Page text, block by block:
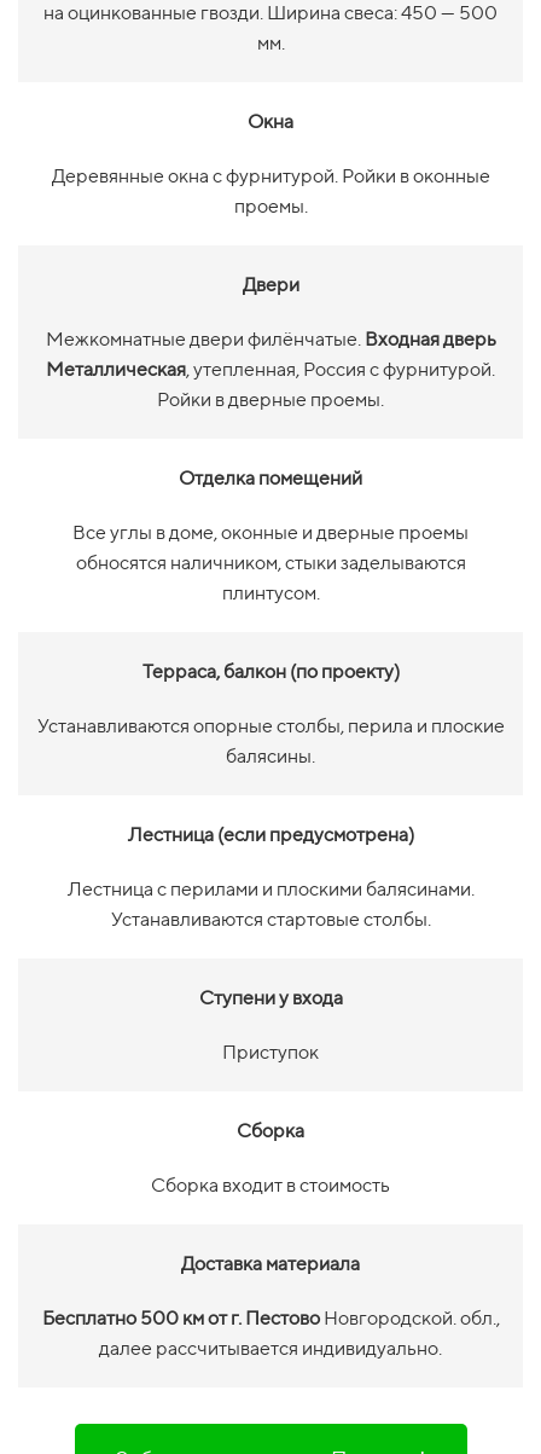
на оцинкованные гвозди. Ширина свеса: 450 — 500
мм.
Окна
Деревянные окна с фурнитурой. Ройки в оконные
проемы.
Двери
Межкомнатные двери филёнчатые. Входная дверь
Металлическая, утепленная, Россия с фурнитурой.
Ройки в дверные проемы.
Отделка помещений
Все углы в доме, оконные и дверные проемы
обносятся наличником, стыки заделываются
плинтусом.
Терраса, балкон (по проекту)
Устанавливаются опорные столбы, перила и плоские
балясины.
Лестница (если предусмотрена)
Лестница с перилами и плоскими балясинами.
Устанавливаются стартовые столбы.
Ступени у входа
Приступок
Сборка
Сборка входит в стоимость
Доставка материала
Бесплатно 500 км от г. ПестовоНовгородской. обл.,
далее рассчитывается индивидуально.